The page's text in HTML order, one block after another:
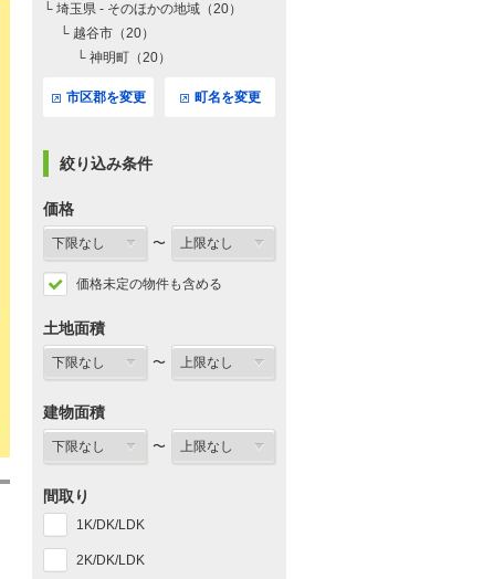
└ 埼玉県 - そのほかの地域（20）
└ 越谷市（20）
└ 神明町（20）
市区郡を変更 町名を変更
絞り込み条件
価格
〜
価格未定の物件も含める
土地面積
〜
建物面積
〜
間取り
1K/DK/LDK
2K/DK/LDK